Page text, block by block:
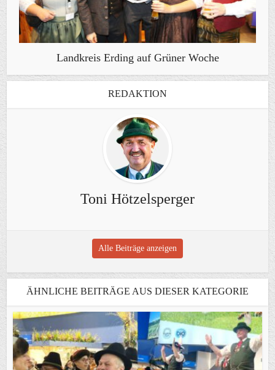
Landkreis Erding auf Grüner Woche
REDAKTION
Toni Hötzelsperger
Alle Beiträge anzeigen
ÄHNLICHE BEITRÄGE AUS DIESER KATEGORIE